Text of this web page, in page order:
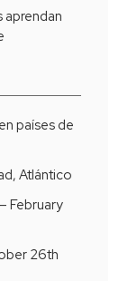
Atlántico
26th